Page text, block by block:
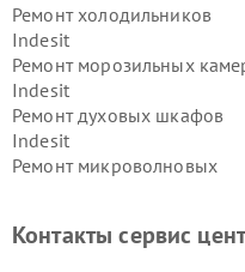
Ремонт холодильников
Indesit
Ремонт морозильных
Indesit
Ремонт духовых шкафов
Indesit
Ремонт микроволновых
Indesit
Контакты сервис